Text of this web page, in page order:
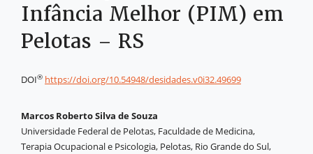
Infância Melhor (PIM) em
Pelotas – RS
DOI® https://doi.org/10.54948/desidades.v0i32.49699
Marcos Roberto Silva de Souza
Universidade Federal de Pelotas, Faculdade de Medicina,
Terapia Ocupacional e Psicologia, Pelotas, Rio Grande do Sul,